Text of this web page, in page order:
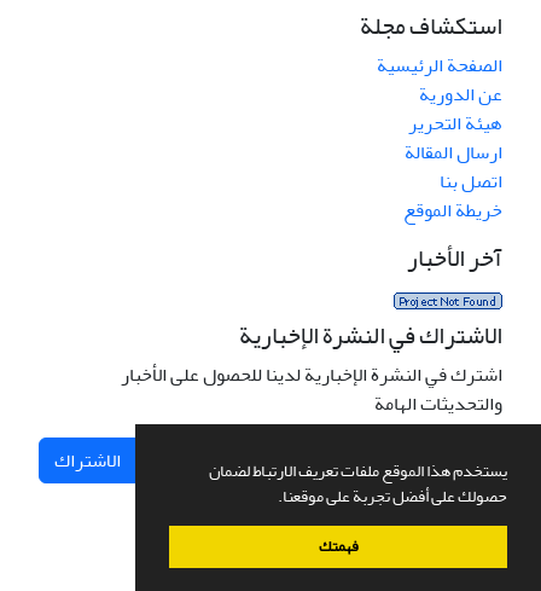
يستخدم هذا الموقع ملفات تعريف الارتباط لضمان
حصولك على أفضل تجربة على موقعنا.
فهمتك
استكشاف مجلة
الصفحة الرئيسية
عن الدورية
هيئة التحرير
ارسال المقالة
اتصل بنا
خريطة الموقع
آخر الأخبار
الاشتراك في النشرة الإخبارية
اشترك في النشرة الإخبارية لدينا للحصول على الأخبار
والتحديثات الهامة
الاشتراك
نظام إدارة المجلات.صمم بواسطةسیناوب